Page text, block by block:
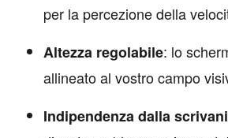
per la percezione della
Altezza regolabile: lo
allineato al vostro campo
Indipendenza dalla